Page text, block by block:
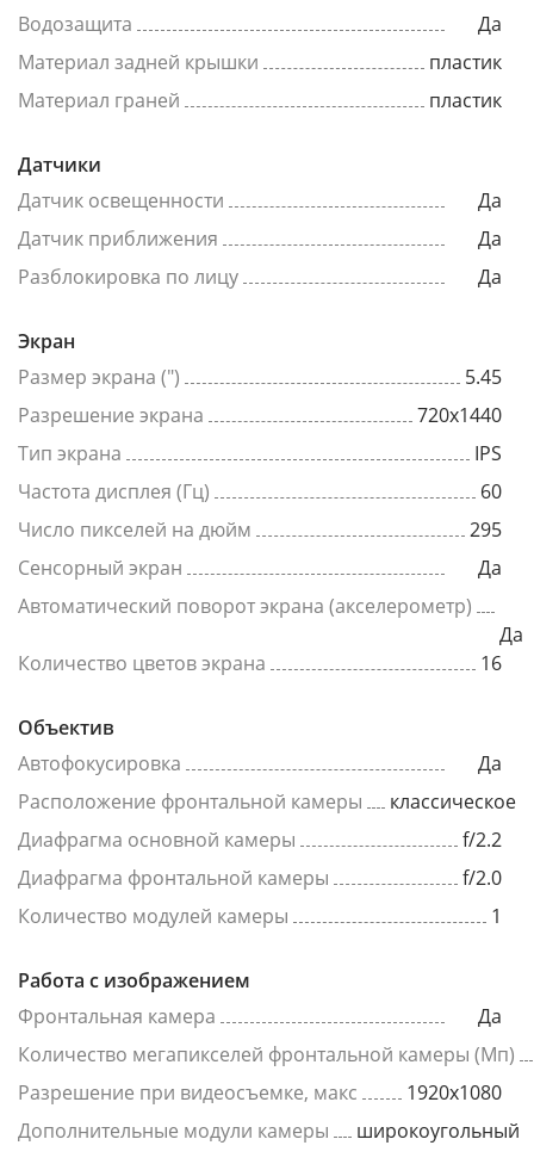
Водозащита
Да
Материал задней крышки
пластик
Материал граней
пластик
Датчики
Датчик освещенности
Да
Датчик приближения
Да
Разблокировка по лицу
Да
Экран
Размер экрана (")
5.45
Разрешение экрана
720x1440
Тип экрана
IPS
Частота дисплея (Гц)
60
Число пикселей на дюйм
295
Сенсорный экран
Да
Автоматический поворот экрана (акселерометр)
Да
Количество цветов экрана
16
Объектив
Автофокусировка
Да
Расположение фронтальной камеры
классическое
Диафрагма основной камеры
f/2.2
Диафрагма фронтальной камеры
f/2.0
Количество модулей камеры
1
Работа с изображением
Фронтальная камера
Да
Количество мегапикселей фронтальной камеры (Мп)
Разрешение при видеосъемке, макс
1920x1080
Дополнительные модули камеры
широкоугольный